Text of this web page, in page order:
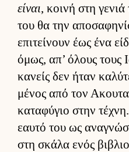
εί­ναι, κοινή στη
του θα την
επιτεί­νουν έως ένα
όμως, απ’ όλους τους
κανείς δεν ήταν
μένος από τον
καταφύγιο στην
εαυτό του ως
στη σκάλα ενός